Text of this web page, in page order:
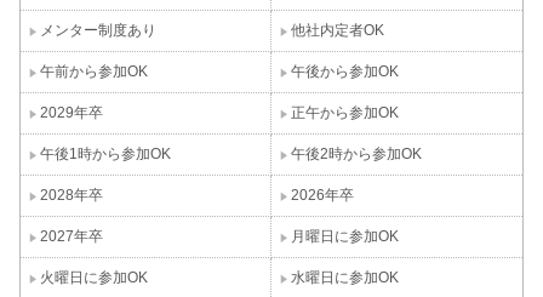
メンター制度あり 他社内定者OK
午前から参加OK 午後から参加OK
2029年卒 正午から参加OK
午後1時から参加OK 午後2時から参加OK
2028年卒 2026年卒
2027年卒 月曜日に参加OK
火曜日に参加OK 水曜日に参加OK